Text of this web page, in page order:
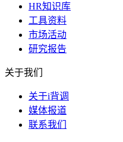
HR知识库
工具资料
市场活动
研究报告
关于我们
关于i背调
媒体报道
联系我们